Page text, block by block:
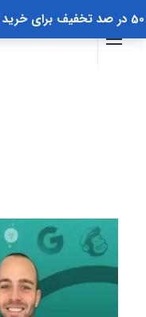
50 در صد تخفیف برای خرید بالای ۱۵۰ هزار تومان با کد off50